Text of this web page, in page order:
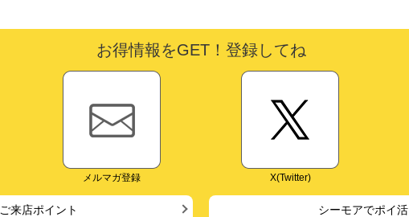
お得情報をGET！登録してね
メルマガ登録 X(Twitter)
ご来店ポイント シーモアでポイ活